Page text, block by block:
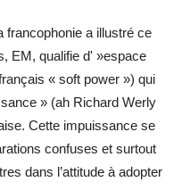
francophonie a illustré ce
EM, qualifie d' »espace
« soft power ») qui
» (ah Richard Werly
Cette impuissance se
confuses et surtout
dans l’attitude à adopter